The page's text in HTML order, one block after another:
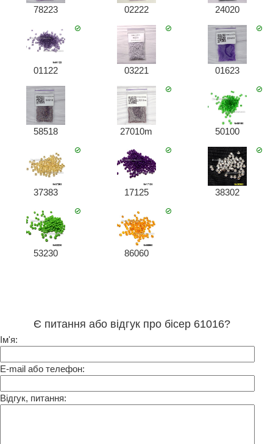
78223 02222 24020
01122 03221 01623
58518 27010m 50100
37383 17125 38302
53230 86060
Є питання або відгук про бісер 61016?
Ім'я:
E-mail або телефон:
Відгук, питання: